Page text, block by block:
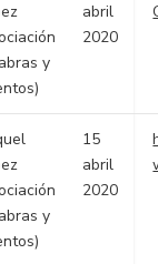
y
abril
2020
y
15
abril
2020